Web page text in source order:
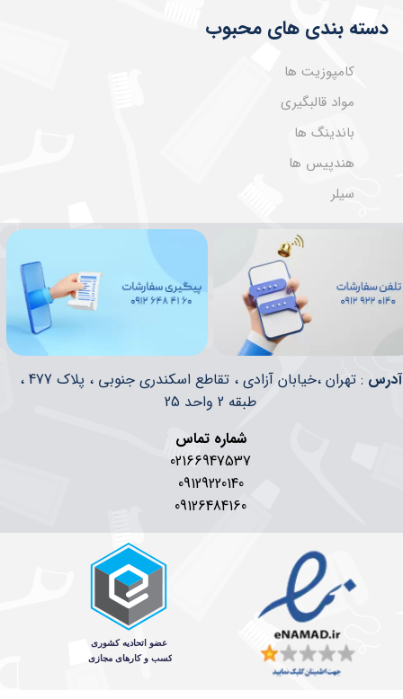
دسته بندی های محبوب
کامپوزیت ها
مواد قالبگیری
باندینگ ها
هندپیس ها
سیلر
​​آدرس
: تهران ،خیابان آزادی ، تقاطع اسکندری جنوبی ، پلاک 477 ،
طبقه 2 واحد 25
شماره تماس
02166947537
09129220140
09126484160